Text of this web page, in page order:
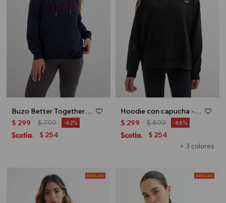
Buzo Better Together - Azul marino
$ 299 $799 62
$ 254
Hoodie con capucha - Negro
+ 3 colores
$ 299 $899 66
$ 254